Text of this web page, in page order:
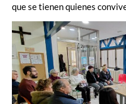
que se tienen quienes